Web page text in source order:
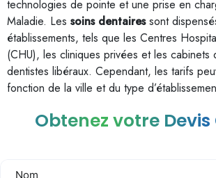
technologies de pointe et une prise en
Maladie. Les soins dentairessont
établissements, tels que les Centres
(CHU), les cliniques privées et les cabinets
dentistes libéraux. Cependant, les tarifs
fonction de la ville et du type
Obtenez votre